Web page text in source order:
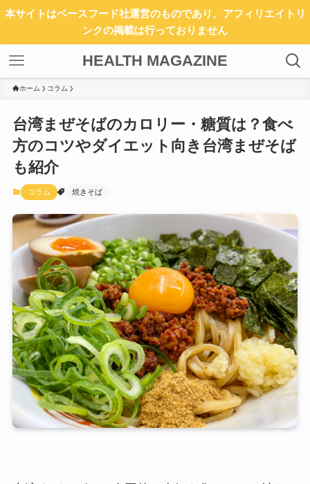
本サイトはベースフード社運営のものであり、アフィリエイトリ
ンクの掲載は行っておりません
HEALTH MAGAZINE
ホーム コラム
台湾まぜそばのカロリー・糖質は？食べ
方のコツやダイエット向き台湾まぜそば
も紹介
コラム 焼きそば